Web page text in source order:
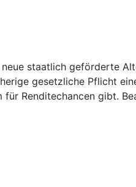
staatlich geförderte
gesetzliche Pflicht
Renditechancen gibt.